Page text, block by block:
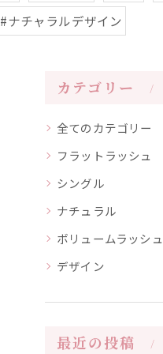
#ナチャラルデザイン
カテゴリー
全てのカテゴリー
フラットラッシュ
シングル
ナチュラル
ボリュームラッシュ
デザイン
最近の投稿